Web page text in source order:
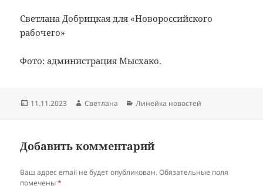
Светлана Добрицкая для «Новороссийского
рабочего»
Фото: администрация Мысхако.
Опубликовано
11.11.2023 Автор
Светлана Рубрики
Линейка новостей
Добавить комментарий
Ваш адрес email не будет опубликован. Обязательные поля
помечены*